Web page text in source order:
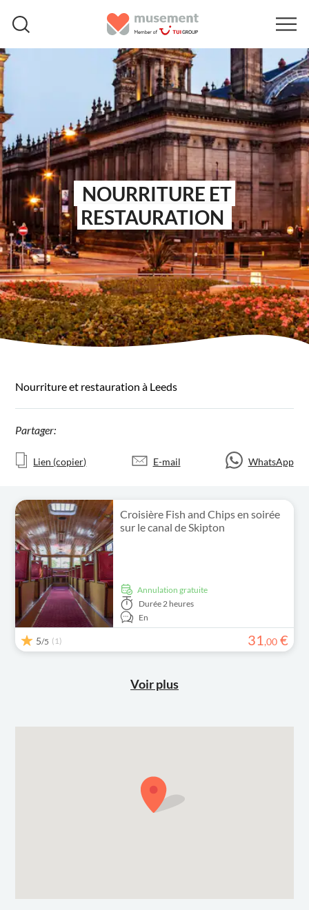
NOURRITURE ET
RESTAURATION
Nourriture et restauration à Leeds
Partager:
Lien (copier) E-mail WhatsApp
Croisière Fish and Chips en soirée
sur le canal de Skipton
Annulation gratuite
Durée 2 heures
En
5/5 (1) 31,00 €
Voir plus